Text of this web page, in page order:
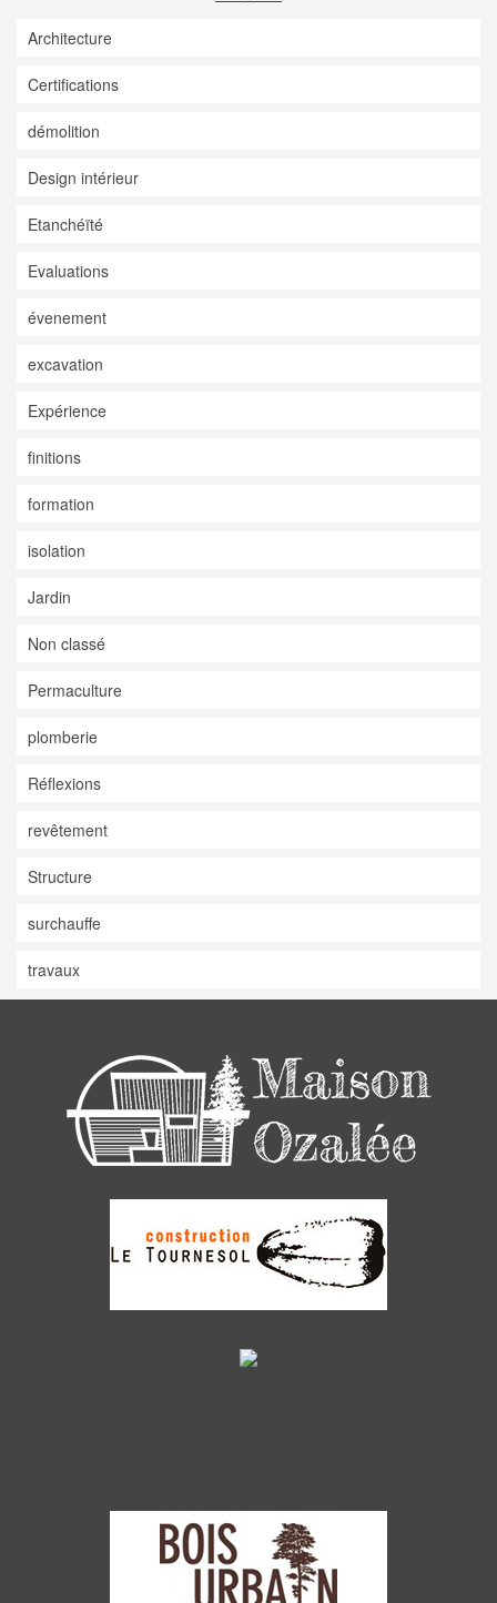
Architecture
Certifications
démolition
Design intérieur
Etanchéïté
Evaluations
évenement
excavation
Expérience
finitions
formation
isolation
Jardin
Non classé
Permaculture
plomberie
Réflexions
revêtement
Structure
surchauffe
travaux